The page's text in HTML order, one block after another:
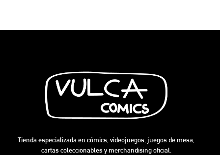
Tienda especializada en cómics, videojuegos, juegos de mesa,
cartas coleccionables y merchandising oficial.